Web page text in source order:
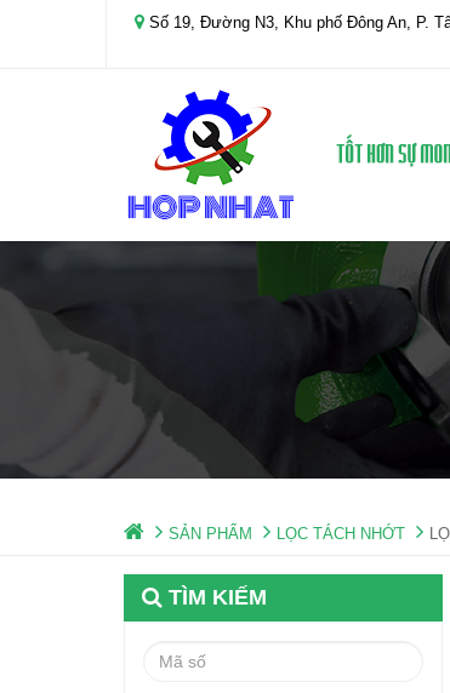
Số 19, Đường N3, Khu phố Đông An, P.
SẢN PHẨM LỌC TÁCH NHỚT
TÌM KIẾM